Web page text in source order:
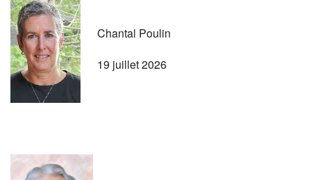
Chantal Poulin
19 juillet 2026